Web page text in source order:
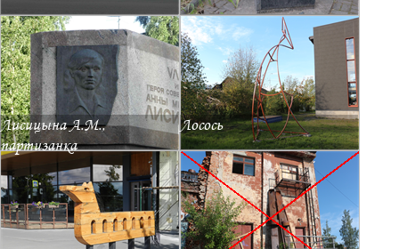
Лисицына А.М.,
партизанка
Лосось